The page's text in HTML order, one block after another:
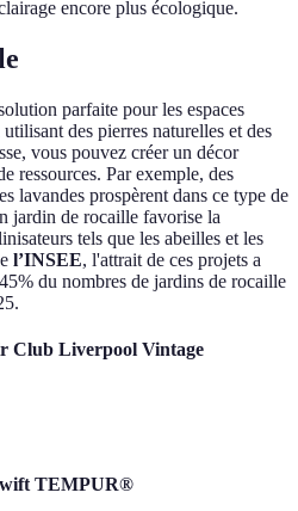
encore plus écologique.
parfaite pour les espaces
des pierres naturelles et des
vous pouvez créer un décor
ressources. Par exemple, des
lavandes prospèrent dans ce type de
jardin de rocaille favorise la
tels que les abeilles et les
l’INSEE, l'attrait de ces projets a
du nombres de jardins de rocaille
Club Liverpool Vintage
TEMPUR®